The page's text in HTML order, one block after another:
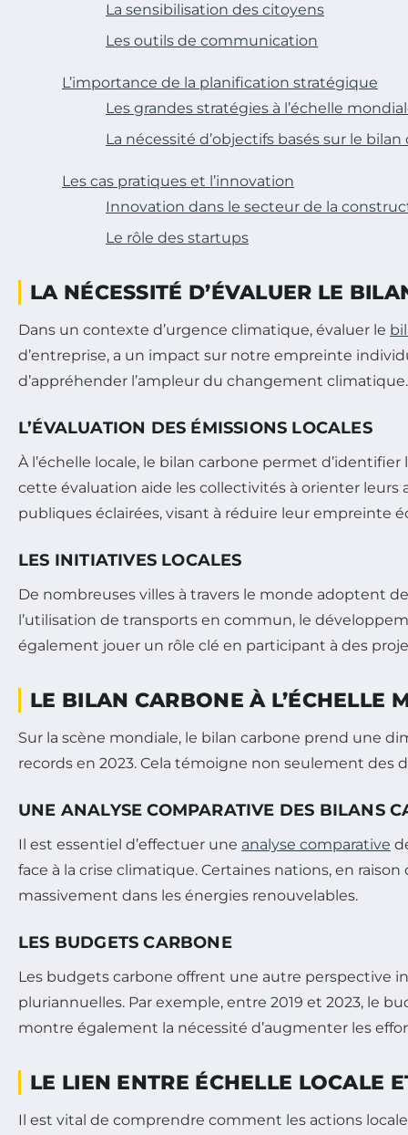
La sensibilisation des citoyens
Les outils de communication
L’importance de la planification stratégique
Les grandes stratégies à l’échelle
La nécessité d’objectifs basés sur le bilan
Les cas pratiques et l’innovation
Innovation dans le secteur de la
Le rôle des startups
LA NÉCESSITÉ D’ÉVALUER LE
Dans un contexte d’urgence climatique, évaluer le
d’entreprise, a un impact sur notre empreinte
d’appréhender l’ampleur du changement climatique.
L’ÉVALUATION DES ÉMISSIONS LOCALES
À l’échelle locale, le bilan carbone permet
cette évaluation aide les collectivités à orienter
publiques éclairées, visant à réduire leur empreinte
LES INITIATIVES LOCALES
De nombreuses villes à travers le monde adoptent
l’utilisation de transports en commun, le
également jouer un rôle clé en participant à des
LE BILAN CARBONE À L’ÉCHELLE
Sur la scène mondiale, le bilan carbone prend une
records en 2023. Cela témoigne non seulement des
UNE ANALYSE COMPARATIVE DES BILANS
Il est essentiel d’effectuer une analyse comparative
face à la crise climatique. Certaines nations, en
massivement dans les énergies renouvelables.
LES BUDGETS CARBONE
Les budgets carbone offrent une autre perspective
pluriannuelles. Par exemple, entre 2019 et 2023, le
montre également la nécessité d’augmenter les
LE LIEN ENTRE ÉCHELLE LOCALE
Il est vital de comprendre comment les actions